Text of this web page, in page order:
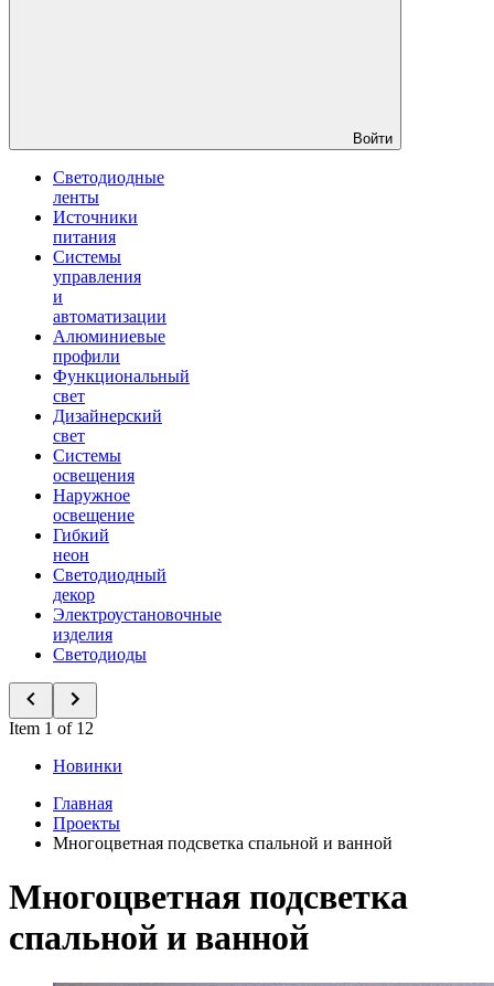
Войти
Светодиодные
ленты
Источники
питания
Системы
управления
и
автоматизации
Алюминиевые
профили
Функциональный
свет
Дизайнерский
свет
Системы
освещения
Наружное
освещение
Гибкий
неон
Светодиодный
декор
Электроустановочные
изделия
Светодиоды
Item 1 of 12
Новинки
Главная
Проекты
Многоцветная подсветка спальной и ванной
Многоцветная подсветка
спальной и ванной